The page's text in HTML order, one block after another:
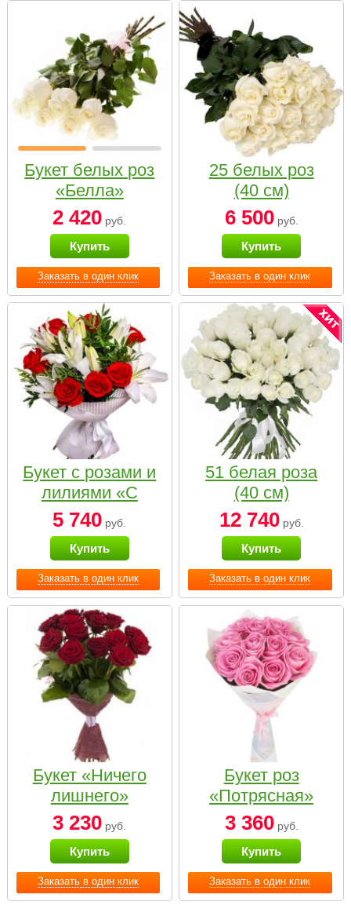
Заказать в один клик
Букет белых роз
«Белла»
2 420 руб.
Купить
Заказать в один клик
25 белых роз
(40 см)
6 500руб.
Купить
Заказать в один клик
Букет с розами и
лилиями «С
наилучшими
пожеланиями»
5 740 руб.
Купить
Заказать в один клик
51 белая роза
(40 см)
12 740руб.
Купить
Заказать в один клик
Букет «Ничего
лишнего»
3 230 руб.
Купить
Заказать в один клик
Букет роз
«Потрясная»
3 360руб.
Купить